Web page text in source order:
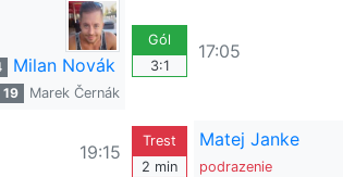
Milan Novák
19 Marek Černák
Gól
3:1
17:05
19:15
Trest
2 min
Matej Janke
podrazenie